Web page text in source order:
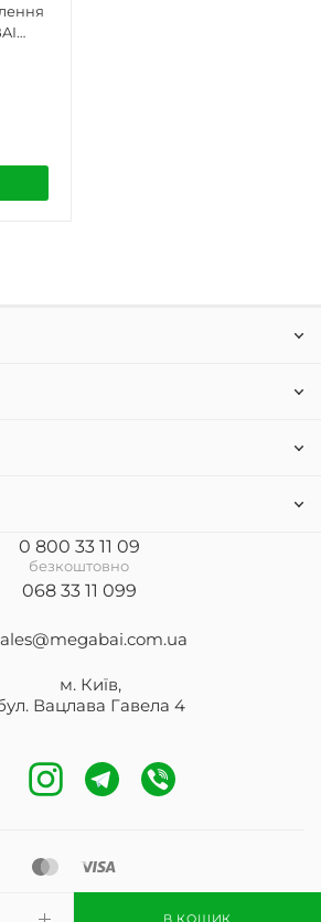
В КОШИК
0 800 33 11 09
безкоштовно
068 33 11 099
м. Київ,
Вацлава Гавела 4